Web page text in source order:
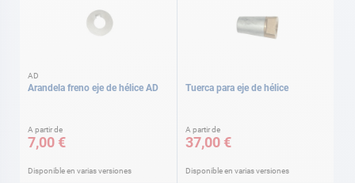
AD
Arandela freno eje de hélice AD
A partir de
7,00 €
Disponible en varias versiones
Tuerca para eje de hélice
A partir de
37,00 €
Disponible en varias versiones